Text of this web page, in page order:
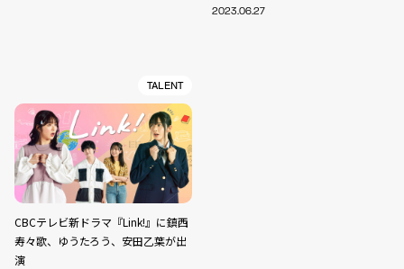
2023.06.27
TALENT
CBCテレビ新ドラマ『Link!』に鎮西
寿々歌、ゆうたろう、安田乙葉が出
演